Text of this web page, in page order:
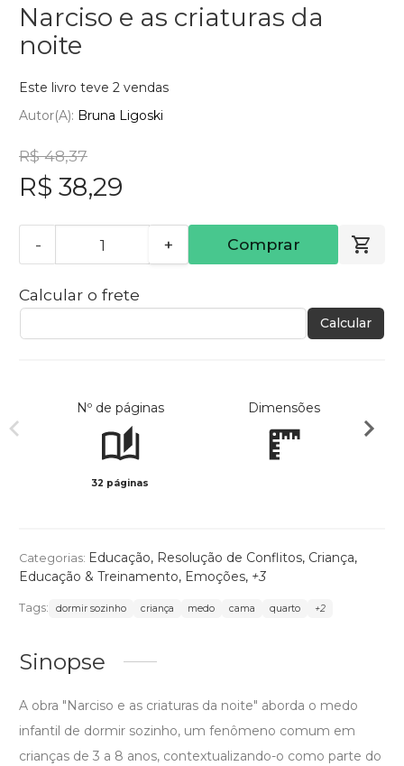
Narciso e as criaturas da
noite
Este livro teve 2 vendas
Autor(a): Bruna Ligoski
R$ 48,37
R$ 38,29
- + Comprar
Calcular o frete
Calcular
Nº de páginas
32 páginas
Dimensões
Categorias: Educação, Resolução de Conflitos, Criança,
Educação & Treinamento, Emoções, +3
Tags: dormir sozinho criança medo cama quarto +2
Sinopse
A obra "Narciso e as criaturas da noite" aborda o medo
infantil de dormir sozinho, um fenômeno comum em
crianças de 3 a 8 anos, contextualizando-o como parte do